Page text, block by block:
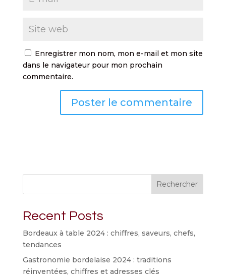
Enregistrer mon nom, mon e-mail et mon site
dans le navigateur pour mon prochain
commentaire.
Rechercher
Recent Posts
Bordeaux à table 2024 : chiffres, saveurs, chefs,
tendances
Gastronomie bordelaise 2024 : traditions
réinventées, chiffres et adresses clés